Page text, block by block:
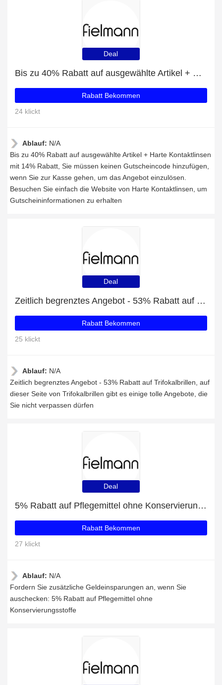
Deal
Bis zu 40% Rabatt auf ausgewählte Artikel + Harte Kontaktlinsen mit 14% Rabatt
Rabatt Bekommen
24 klickt
Ablauf: N/A
Bis zu 40% Rabatt auf ausgewählte Artikel + Harte Kontaktlinsen
mit 14% Rabatt, Sie müssen keinen Gutscheincode hinzufügen,
wenn Sie zur Kasse gehen, um das Angebot einzulösen.
Besuchen Sie einfach die Website von Harte Kontaktlinsen, um
Gutscheininformationen zu erhalten
Deal
Zeitlich begrenztes Angebot - 53% Rabatt auf Trifokalbrillen
Rabatt Bekommen
25 klickt
Ablauf: N/A
Zeitlich begrenztes Angebot - 53% Rabatt auf Trifokalbrillen, auf
dieser Seite von Trifokalbrillen gibt es einige tolle Angebote, die
Sie nicht verpassen dürfen
Deal
5% Rabatt auf Pflegemittel ohne Konservierungsstoffe
Rabatt Bekommen
27 klickt
Ablauf: N/A
Fordern Sie zusätzliche Geldeinsparungen an, wenn Sie
auschecken: 5% Rabatt auf Pflegemittel ohne
Konservierungsstoffe